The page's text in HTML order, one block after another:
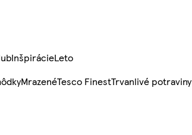
InšpirácieLeto
MrazenéTesco FinestTrvanlivé potraviny